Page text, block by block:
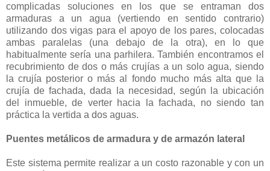
complicadas soluciones en los que se entraman dos
armaduras a un agua (vertiendo en sentido contrario)
utilizando dos vigas para el apoyo de los pares, colocadas
ambas paralelas (una debajo de la otra), en lo que
habitualmente sería una parhilera. También encontramos el
recubrimiento de dos o más crujías a un solo agua, siendo
la crujía posterior o más al fondo mucho más alta que la
crujía de fachada, dada la necesidad, según la ubicación
del inmueble, de verter hacia la fachada, no siendo tan
práctica la vertida a dos aguas.
Puentes metálicos de armadura y de armazón lateral
Este sistema permite realizar a un costo razonable y con un